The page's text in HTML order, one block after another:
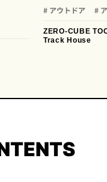
# アウトドア #
ZERO-CUBE
Track House